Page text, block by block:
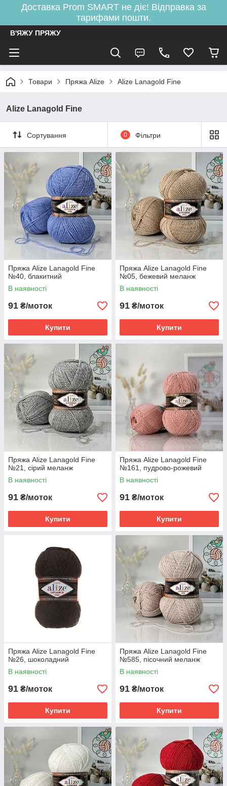
Доставка Prom SMART не діє! Відправка за
тарифами пошти.
В'ЯЖУ ПРЯЖУ
Товари Пряжа Alize Alize Lanagold Fine
Alize Lanagold Fine
Сортування 0 Фільтри
Пряжа Alize Lanagold Fine
№40, блакитний
В наявності
91 ₴/моток
Купити
Пряжа Alize Lanagold Fine
№05, бежевий меланж
В наявності
91 ₴/моток
Купити
Пряжа Alize Lanagold Fine
№21, сірий меланж
В наявності
91 ₴/моток
Купити
Пряжа Alize Lanagold Fine
№161, пудрово-рожевий
В наявності
91 ₴/моток
Купити
Пряжа Alize Lanagold Fine
№26, шоколадний
В наявності
91 ₴/моток
Купити
Пряжа Alize Lanagold Fine
№585, пісочний меланж
В наявності
91 ₴/моток
Купити